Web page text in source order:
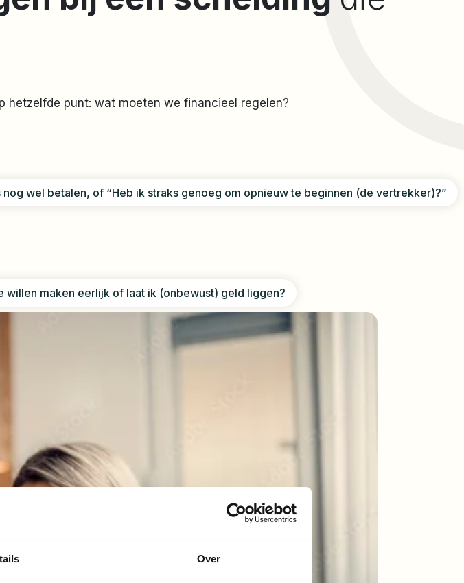
Over
hetzelfde punt: wat moeten we financieel regelen?
wel betalen, of “Heb ik straks genoeg om opnieuw te beginnen (de vertrekker)?”
willen maken eerlijk of laat ik (onbewust) geld liggen?